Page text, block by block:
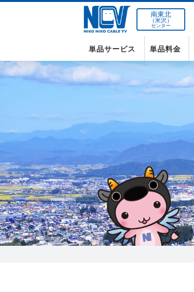
南東北
（米沢）
センター
単品サービス
インターネット
単品料金
インターネット
〒992-0044
山形県米沢市春日四丁目2-75
0238-24-2525
営業時間 9:00～18:00